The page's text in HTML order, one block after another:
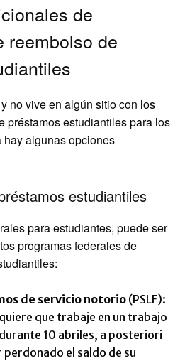
de
reembolso de
no vive en algún sitio con los
préstamos estudiantiles para los
algunas opciones
estudiantiles
para estudiantes, puede ser
programas federales de
de servicio notorio (PSLF):
que trabaje en un trabajo
10 abriles, a posteriori
perdonado el saldo de su